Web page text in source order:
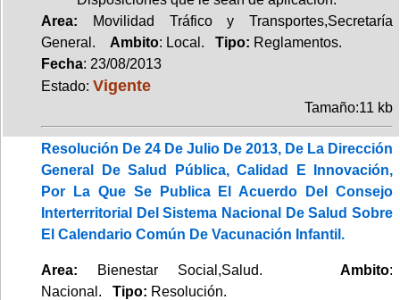
Area: Movilidad Tráfico y Transportes,Secretaría
General. Ambito: Local. Tipo: Reglamentos.
Fecha: 23/08/2013
Estado: Vigente
Tamaño:11 kb
Resolución De 24 De Julio De 2013, De La Dirección
General De Salud Pública, Calidad E Innovación,
Por La Que Se Publica El Acuerdo Del Consejo
Interterritorial Del Sistema Nacional De Salud Sobre
El Calendario Común De Vacunación Infantil.
Area: Bienestar Social,Salud. Ambito:
Nacional. Tipo: Resolución.